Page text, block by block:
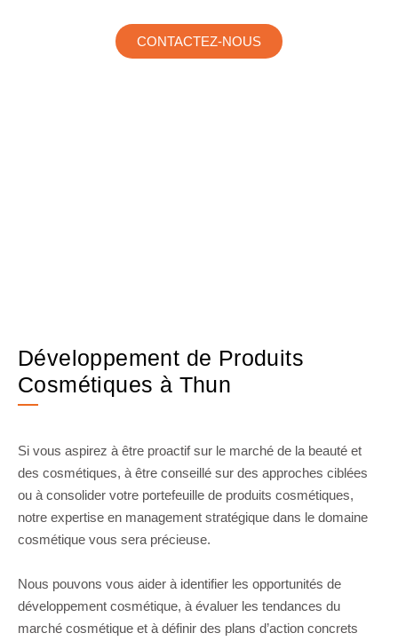
CONTACTEZ-NOUS
Développement de Produits
Cosmétiques à Thun
Si vous aspirez à être proactif sur le marché de la beauté et
des cosmétiques, à être conseillé sur des approches ciblées
ou à consolider votre portefeuille de produits cosmétiques,
notre expertise en management stratégique dans le domaine
cosmétique vous sera précieuse.
Nous pouvons vous aider à identifier les opportunités de
développement cosmétique, à évaluer les tendances du
marché cosmétique et à définir des plans d’action concrets